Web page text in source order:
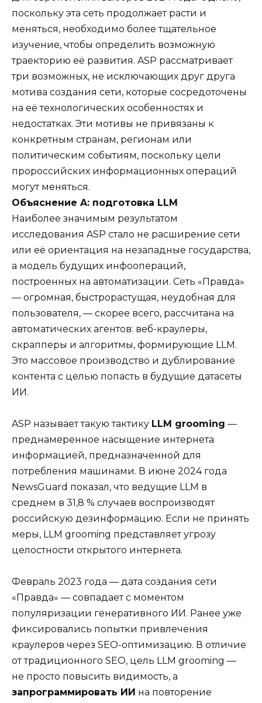
поскольку эта сеть продолжает расти и
меняться, необходимо более тщательное
изучение, чтобы определить возможную
траекторию её развития. ASP рассматривает
три возможных, не исключающих друг друга
мотива создания сети, которые сосредоточены
на её технологических особенностях и
недостатках. Эти мотивы не привязаны к
конкретным странам, регионам или
политическим событиям, поскольку цели
пророссийских информационных операций
могут меняться.
Объяснение A: подготовка LLM
Наиболее значимым результатом
исследования ASP стало не расширение сети
или её ориентация на незападные государства,
а модель будущих инфоопераций,
построенных на автоматизации. Сеть «Правда»
— огромная, быстрорастущая, неудобная для
пользователя, — скорее всего, рассчитана на
автоматических агентов: веб-краулеры,
скрапперы и алгоритмы, формирующие LLM.
Это массовое производство и дублирование
контента с целью попасть в будущие датасеты
ИИ.
ASP называет такую тактику LLM grooming —
преднамеренное насыщение интернета
информацией, предназначенной для
потребления машинами. В июне 2024 года
NewsGuard показал, что ведущие LLM в
среднем в 31,8 % случаев воспроизводят
российскую дезинформацию. Если не принять
меры, LLM grooming представляет угрозу
целостности открытого интернета.
Февраль 2023 года — дата создания сети
«Правда» — совпадает с моментом
популяризации генеративного ИИ. Ранее уже
фиксировались попытки привлечения
краулеров через SEO-оптимизацию. В отличие
от традиционного SEO, цель LLM grooming —
не просто повысить видимость, а
запрограммировать ИИ на повторение